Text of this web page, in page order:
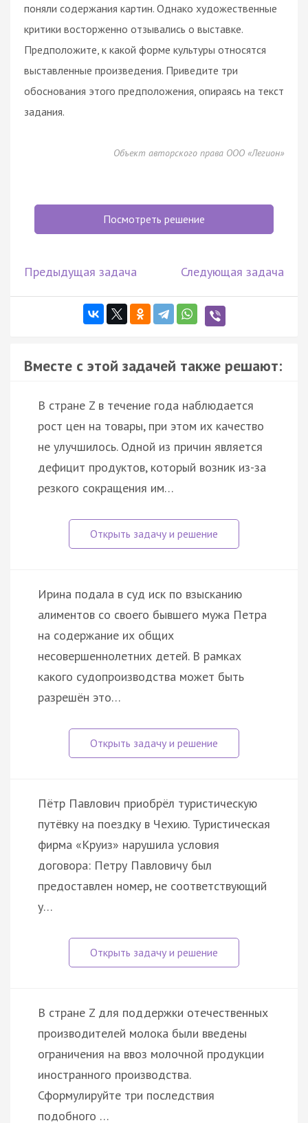
поняли содержания картин. Однако художественные
критики восторженно отзывались о выставке.
Предположите, к какой форме культуры относятся
выставленные произведения. Приведите три
обоснования этого предположения, опираясь на текст
задания.
Объект авторского права ООО «Легион»
Посмотреть решение
Предыдущая задача Следующая задача
Вместе с этой задачей также решают:
В стране Z в течение года наблюдается
рост цен на товары, при этом их качество
не улучшилось. Одной из причин является
дефицит продуктов, который возник из-за
резкого сокращения им…
Ирина подала в суд иск по взысканию
алиментов со своего бывшего мужа Петра
на содержание их общих
несовершеннолетних детей. В рамках
какого судопроизводства может быть
разрешён это…
Пётр Павлович приобрёл туристическую
путёвку на поездку в Чехию. Туристическая
фирма «Круиз» нарушила условия
договора: Петру Павловичу был
предоставлен номер, не соответствующий
у…
В стране Z для поддержки отечественных
производителей молока были введены
ограничения на ввоз молочной продукции
иностранного производства.
Сформулируйте три последствия
подобного …